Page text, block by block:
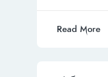
Read More